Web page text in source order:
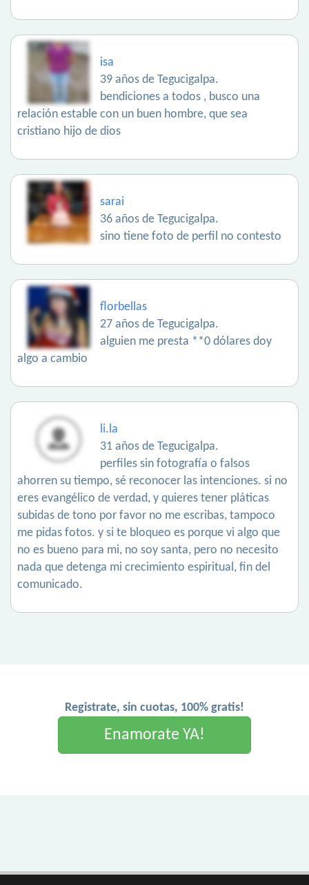
isa
39 años de Tegucigalpa.
bendiciones a todos , busco una
relación estable con un buen hombre, que sea
cristiano hijo de dios
sarai
36 años de Tegucigalpa.
sino tiene foto de perfil no contesto
florbellas
27 años de Tegucigalpa.
alguien me presta **0 dólares doy
algo a cambio
li.la
31 años de Tegucigalpa.
perfiles sin fotografía o falsos
ahorren su tiempo, sé reconocer las intenciones. si no
eres evangélico de verdad, y quieres tener pláticas
subidas de tono por favor no me escribas, tampoco
me pidas fotos. y si te bloqueo es porque vi algo que
no es bueno para mi, no soy santa, pero no necesito
nada que detenga mi crecimiento espiritual, fin del
comunicado.
Registrate, sin cuotas, 100% gratis!
Enamorate YA!